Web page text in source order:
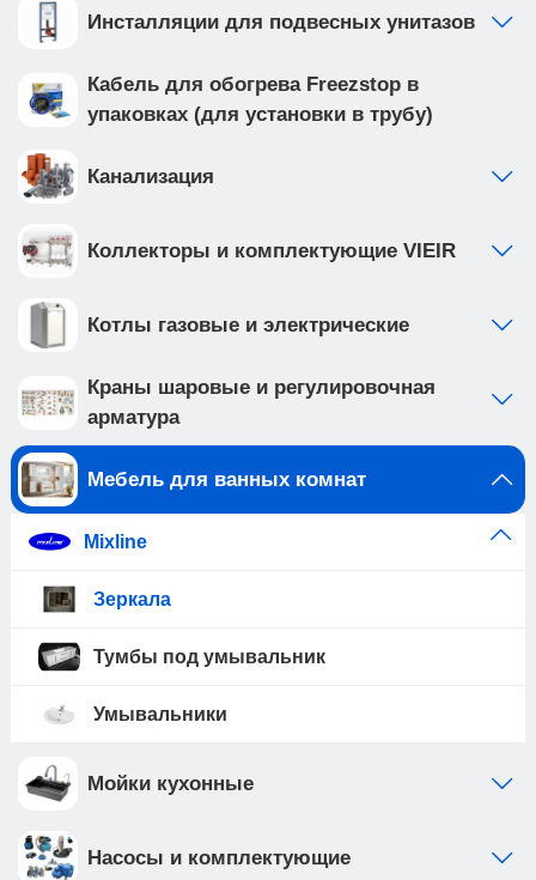
Инсталляции для подвесных унитазов
Кабель для обогрева Freezstop в
упаковках (для установки в трубу)
Канализация
Коллекторы и комплектующие VIEIR
Котлы газовые и электрические
Краны шаровые и регулировочная
арматура
Мебель для ванных комнат
Mixline
Зеркала
Тумбы под умывальник
Умывальники
Мойки кухонные
Насосы и комплектующие